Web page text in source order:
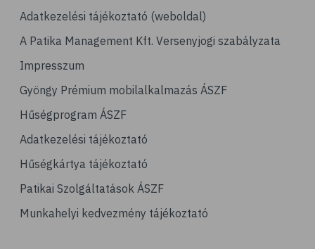
Adatkezelési tájékoztató (weboldal)
A Patika Management Kft. Versenyjogi szabályzata
Impresszum
Gyöngy Prémium mobilalkalmazás ÁSZF
Hűségprogram ÁSZF
Adatkezelési tájékoztató
Hűségkártya tájékoztató
Patikai Szolgáltatások ÁSZF
Munkahelyi kedvezmény tájékoztató